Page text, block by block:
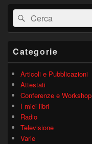
Area
widget
barra
Cerca:Cerca
Categorie
Articoli e Pubblicazioni
Attestati
Conferenze e Workshop
I miei libri
Radio
Televisione
Varie